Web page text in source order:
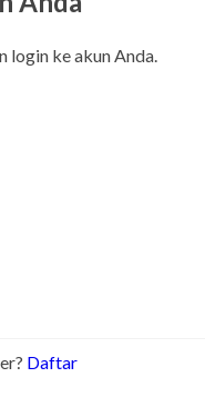
login ke akun Anda.
Daftar